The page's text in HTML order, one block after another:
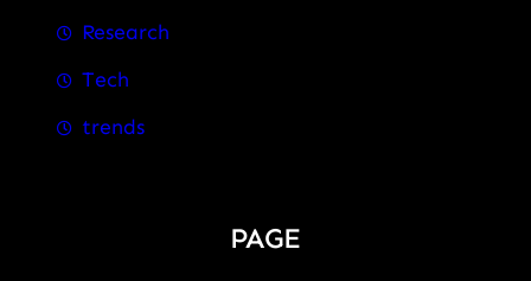
Research
Tech
trends
PAGE